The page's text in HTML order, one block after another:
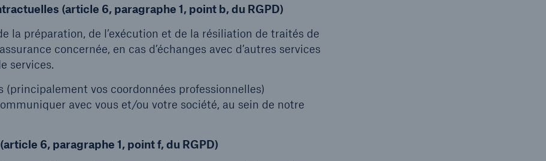
(article 6, paragraphe 1, point b, du RGPD)
la préparation, de l’exécution et de la résiliation de traités de
concernée, en cas d’échanges avec d’autres services
services.
vos coordonnées professionnelles)
avec vous et/ou votre société, au sein de notre
6, paragraphe 1, point f, du RGPD)